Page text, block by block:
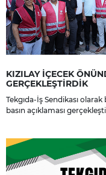
KIZILAY İÇECEK
GERÇEKLEŞTİRDİK
Tekgıda-İş Sendikası
basın açıklaması